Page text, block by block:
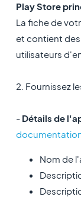
Play Store
La fiche de
et contient
utilisateurs
2. Fournissez
- Détails de
Nom de